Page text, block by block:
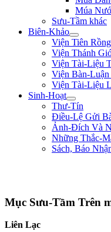
Múa
Sưu-Tầm khác
Biên-Khảo
Viện Tiên Rồng
Viện Thánh
Viện Tài-Liệu
Viện Bàn-
Viện Tài-Liệu
Sinh-Hoạt
Thư-Tín
Điều-Lệ Gửi
Ảnh-Đích Và
Những Thắc-
Sách, Báo
Mục Sưu-Tầm Trên
Liên Lạc